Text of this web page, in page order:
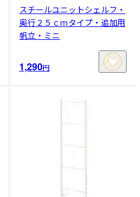
スチールユニットシェルフ・
奥行２５ｃｍタイプ・追加用
帆立・ミニ
1,290円